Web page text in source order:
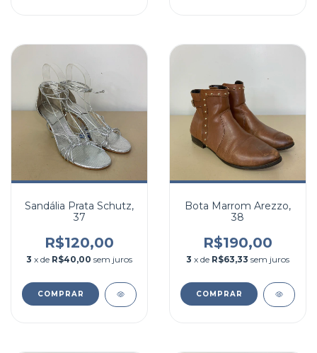
Sandália Prata Schutz,
37
R$120,00
3 x de R$40,00 sem juros
COMPRAR
Bota Marrom Arezzo,
38
R$190,00
3 x de R$63,33 sem juros
COMPRAR